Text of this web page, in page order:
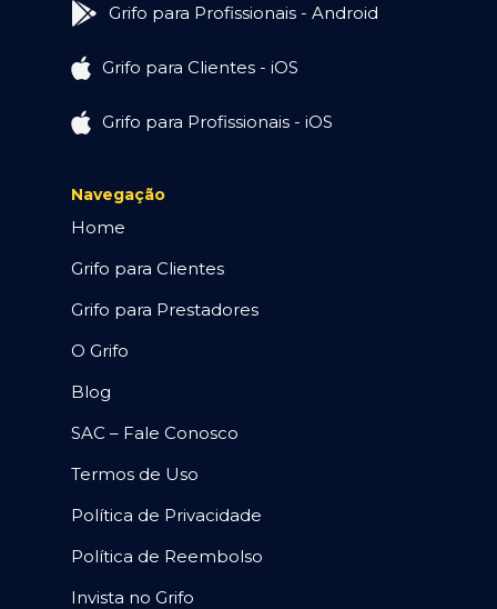
Grifo para Profissionais - Android
Grifo para Clientes - iOS
Grifo para Profissionais - iOS
Navegação
Home
Grifo para Clientes
Grifo para Prestadores
O Grifo
Blog
SAC – Fale Conosco
Termos de Uso
Política de Privacidade
Política de Reembolso
Invista no Grifo